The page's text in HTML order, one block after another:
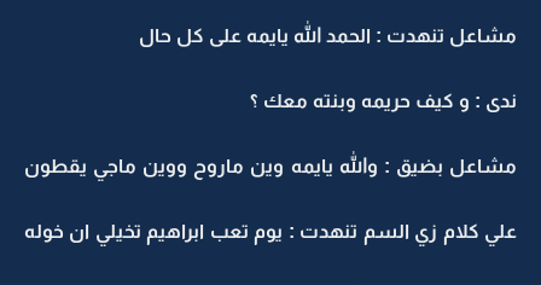
مشاعل تنهدت : الحمد الله يايمه على كل حال
ندى : و كيف حريمه وبنته معك ؟
مشاعل بضيق : والله يايمه وين ماروح ووين ماجي يقطون
علي كلام زي السم تنهدت : يوم تعب ابراهيم تخيلي ان خوله